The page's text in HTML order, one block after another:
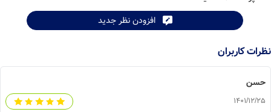
افزودن نظر جدید
کاربران
1401/12/